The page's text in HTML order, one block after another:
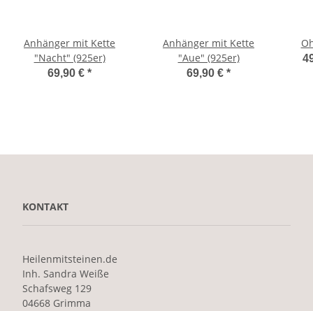
Anhänger mit Kette
"Nacht" (925er)
69,90 € *
Anhänger mit Kette
"Aue" (925er)
69,90 € *
KONTAKT
Heilenmitsteinen.de
Inh. Sandra Weiße
Schafsweg 129
04668 Grimma